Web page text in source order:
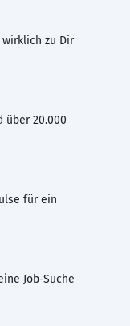
wirklich zu Dir
über 20.000
für ein
Job-Suche